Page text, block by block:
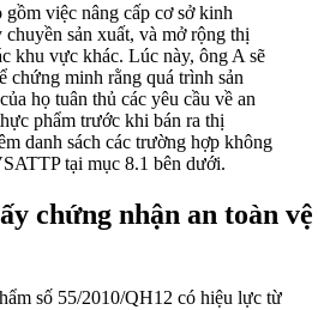
việc nâng cấp cơ sở kinh
sản xuất, và mở rộng thị
khu vực khác. Lúc này, ông A sẽ
chứng minh rằng quá trình sản
họ tuân thủ các yêu cầu về an
phẩm trước khi bán ra thị
danh sách các trường hợp không
tại mục 8.1 bên dưới.
chứng nhận an toàn vệ
số 55/2010/QH12 có hiệu lực từ